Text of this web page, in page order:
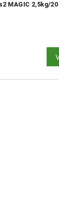
MAGIC 2,5kg/